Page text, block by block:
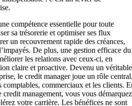
compétence essentielle pour toute
sa trésorerie et optimiser ses flux
un recouvrement rapide des créances,
De plus, une gestion efficace du
les relations avec ceux-ci, en
claire et proactive. Devenu un véritable
le credit manager joue un rôle
comptables, commerciaux et les clients.
credit management, vous vous démarquez
votre carrière. Les bénéfices ne sont